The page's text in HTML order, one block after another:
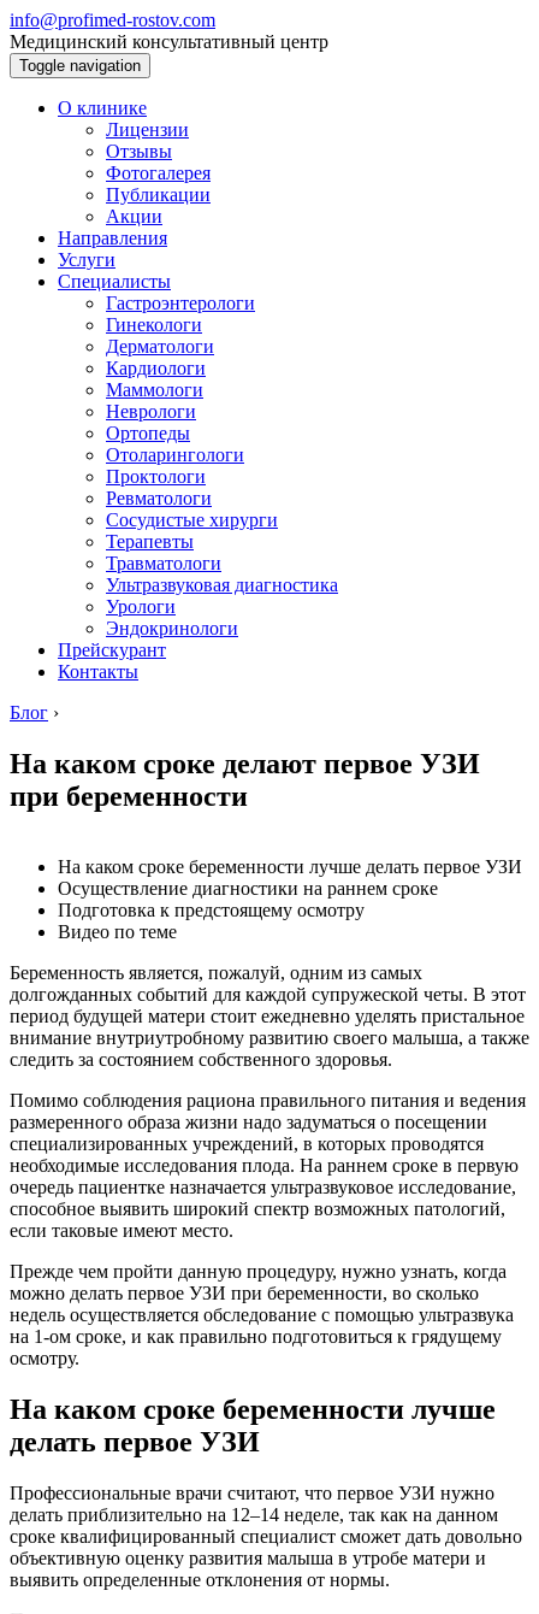
info@profimed-rostov.com
Медицинский консультативный центр
Toggle navigation
О клинике
Лицензии
Отзывы
Фотогалерея
Публикации
Акции
Направления
Услуги
Специалисты
Гастроэнтерологи
Гинекологи
Дерматологи
Кардиологи
Маммологи
Неврологи
Ортопеды
Отоларингологи
Проктологи
Ревматологи
Сосудистые хирурги
Терапевты
Травматологи
Ультразвуковая диагностика
Урологи
Эндокринологи
Прейскурант
Контакты
Блог ›
На каком сроке делают первое УЗИ
при беременности
На каком сроке беременности лучше делать первое УЗИ
Осуществление диагностики на раннем сроке
Подготовка к предстоящему осмотру
Видео по теме
Беременность является, пожалуй, одним из самых
долгожданных событий для каждой супружеской четы. В этот
период будущей матери стоит ежедневно уделять пристальное
внимание внутриутробному развитию своего малыша, а также
следить за состоянием собственного здоровья.
Помимо соблюдения рациона правильного питания и ведения
размеренного образа жизни надо задуматься о посещении
специализированных учреждений, в которых проводятся
необходимые исследования плода. На раннем сроке в первую
очередь пациентке назначается ультразвуковое исследование,
способное выявить широкий спектр возможных патологий,
если таковые имеют место.
Прежде чем пройти данную процедуру, нужно узнать, когда
можно делать первое УЗИ при беременности, во сколько
недель осуществляется обследование с помощью ультразвука
на 1-ом сроке, и как правильно подготовиться к грядущему
осмотру.
На каком сроке беременности лучше
делать первое УЗИ
Профессиональные врачи считают, что первое УЗИ нужно
делать приблизительно на 12–14 неделе, так как на данном
сроке квалифицированный специалист сможет дать довольно
объективную оценку развития малыша в утробе матери и
выявить определенные отклонения от нормы.